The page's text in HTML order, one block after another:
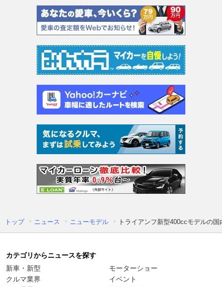
トップ ニュース ニューモデル トライアンフ新型400ccモデルの
カテゴリからニュースを探す
新車・新型
クルマ業界
モーターショー
イベント